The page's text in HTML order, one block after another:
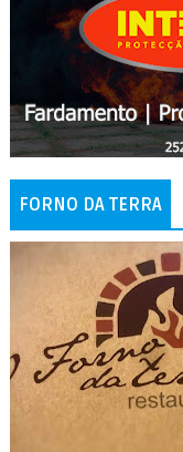
FORNO DA TERRA